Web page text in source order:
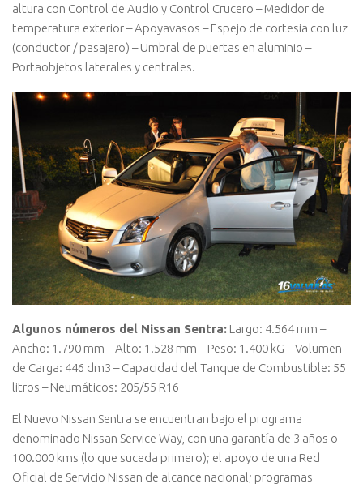
altura con Control de Audio y Control Crucero – Medidor de
temperatura exterior – Apoyavasos – Espejo de cortesia con luz
(conductor / pasajero) – Umbral de puertas en aluminio –
Portaobjetos laterales y centrales.
Algunos números del Nissan Sentra: Largo: 4.564 mm –
Ancho: 1.790 mm – Alto: 1.528 mm – Peso: 1.400 kG – Volumen
de Carga: 446 dm3 – Capacidad del Tanque de Combustible: 55
litros – Neumáticos: 205/55 R16
El Nuevo Nissan Sentra se encuentran bajo el programa
denominado Nissan Service Way, con una garantía de 3 años o
100.000 kms (lo que suceda primero); el apoyo de una Red
Oficial de Servicio Nissan de alcance nacional; programas